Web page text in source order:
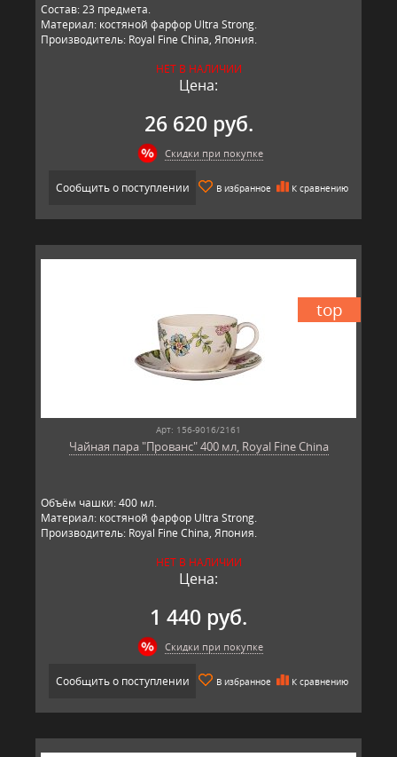
Состав: 23 предмета.
Материал: костяной фарфор Ultra Strong.
Производитель: Royal Fine China, Япония.
НЕТ В НАЛИЧИИ
Цена:
26 620 руб.
Скидки при покупке
Сообщить о поступлении В избранное К сравнению
top
Арт: 156-9016/2161
Чайная пара "Прованс" 400 мл, Royal Fine China
Объём чашки: 400 мл.
Материал: костяной фарфор Ultra Strong.
Производитель: Royal Fine China, Япония.
НЕТ В НАЛИЧИИ
Цена:
1 440 руб.
Скидки при покупке
Сообщить о поступлении В избранное К сравнению